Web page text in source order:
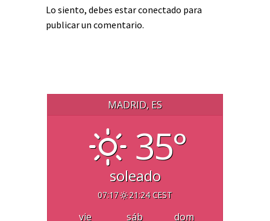
Lo siento, debes estarconectado para
publicar un comentario.
MADRID, ES
35°
soleado
07:17 21:24 CEST
vie sáb dom